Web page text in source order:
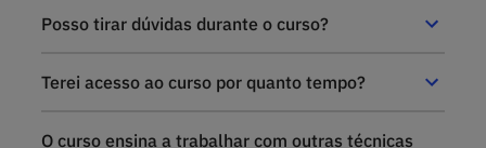
Posso tirar dúvidas durante o curso?
Terei acesso ao curso por quanto tempo?
O curso ensina a trabalhar com outras técnicas